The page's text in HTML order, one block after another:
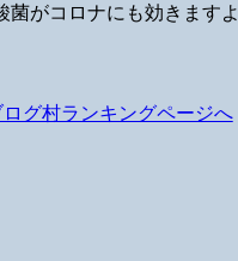
菌がコロナにも効きますよ